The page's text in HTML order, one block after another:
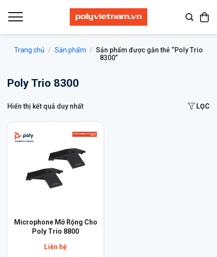
qua
Trang chủ / Sản phẩm / Sản phẩm được gắn thẻ “Poly Trio
8300”
Poly Trio 8300
Hiển thị kết quả duy nhất LỌC
Microphone Mở Rộng Cho
Poly Trio 8800
Liên hệ